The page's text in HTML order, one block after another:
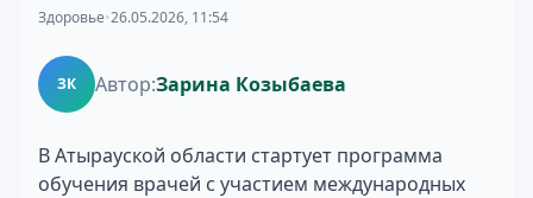
Здоровье•26.05.2026, 11:54
ЗК Автор:Зарина Козыбаева
В Атырауской области стартует программа
обучения врачей с участием международных